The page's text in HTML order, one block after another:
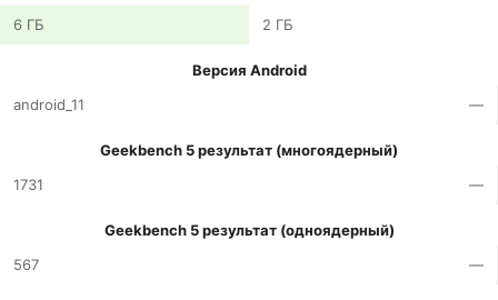
6 ГБ
2 ГБ
Версия Android
android_11
—
Geekbench 5 результат (многоядерный)
1731
—
Geekbench 5 результат (одноядерный)
567
—